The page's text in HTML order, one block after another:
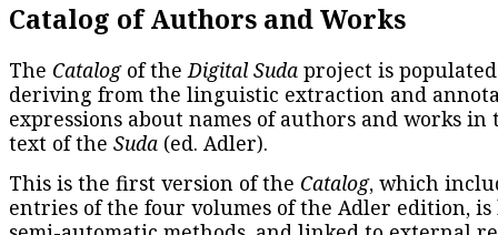
Catalog of Authors and Works
The Catalogof theDigital Suda project is
deriving from the linguistic extraction and
expressions about names of authors and works in
text of the Suda (ed. Adler).
This is the first version of the Catalog, which
entries of the four volumes of the Adler edition, is